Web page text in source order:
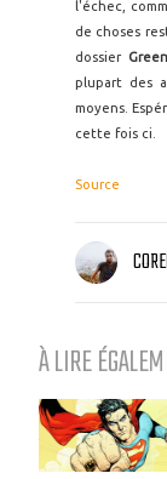
l'échec,
de choses
dossier
plupart des
moyens.
cette fois ci.
Source
À LIRE